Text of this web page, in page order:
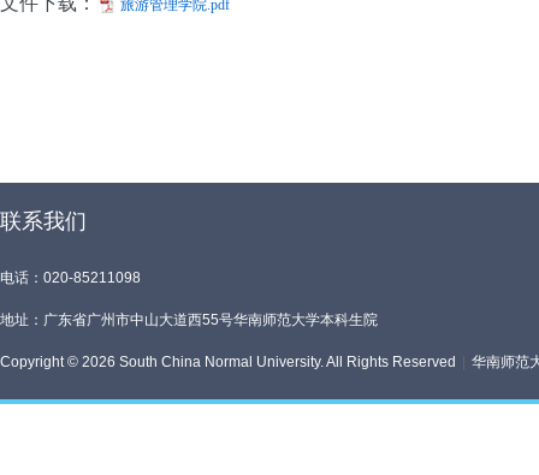
旅游管理学院.pdf
联系我们
电话：020-85211098
地址：广东省广州市中山大道西55号华南师范大学本科生院
Copyright © 2026 South China Normal University. All Rights Reserved 华南师范